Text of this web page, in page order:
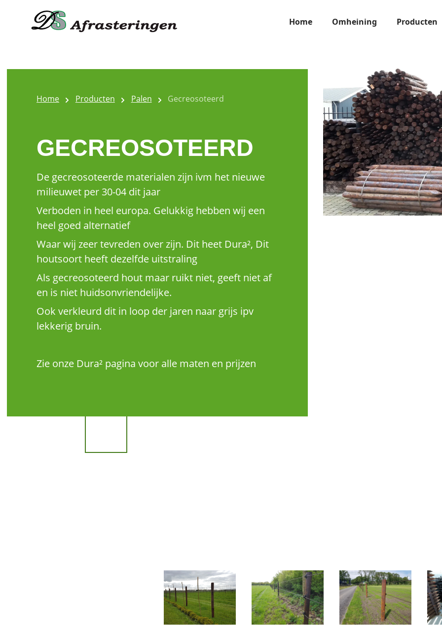
Home Omheining Producten
Home Producten Palen Gecreosoteerd
GECREOSOTEERD
De gecreosoteerde materialen zijn ivm het nieuwe
milieuwet per 30-04 dit jaar
Verboden in heel europa. Gelukkig hebben wij een
heel goed alternatief
Waar wij zeer tevreden over zijn. Dit heet Dura², Dit
houtsoort heeft dezelfde uitstraling
Als gecreosoteerd hout maar ruikt niet, geeft niet af
en is niet huidsonvriendelijke.
Ook verkleurd dit in loop der jaren naar grijs ipv
lekkerig bruin.
Zie onze Dura² pagina voor alle maten en prijzen